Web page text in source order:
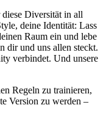
Diversität in all
deine Identität: Lass
Raum ein und lebe
dir und uns allen steckt.
verbindet. Und unsere
Regeln zu trainieren,
Version zu werden –